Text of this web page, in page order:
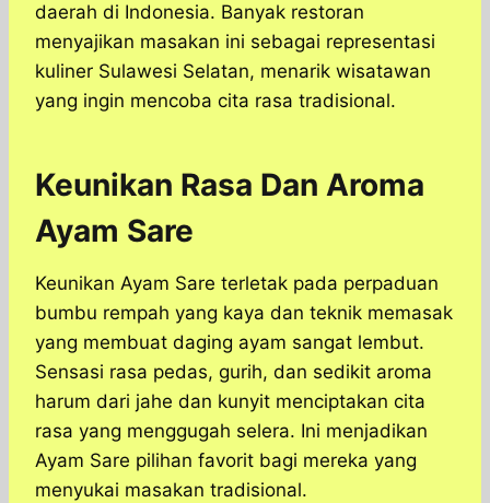
daerah di Indonesia. Banyak restoran
menyajikan masakan ini sebagai representasi
kuliner Sulawesi Selatan, menarik wisatawan
yang ingin mencoba cita rasa tradisional.
Keunikan Rasa Dan Aroma
Ayam Sare
Keunikan Ayam Sare terletak pada perpaduan
bumbu rempah yang kaya dan teknik memasak
yang membuat daging ayam sangat lembut.
Sensasi rasa pedas, gurih, dan sedikit aroma
harum dari jahe dan kunyit menciptakan cita
rasa yang menggugah selera. Ini menjadikan
Ayam Sare pilihan favorit bagi mereka yang
menyukai masakan tradisional.